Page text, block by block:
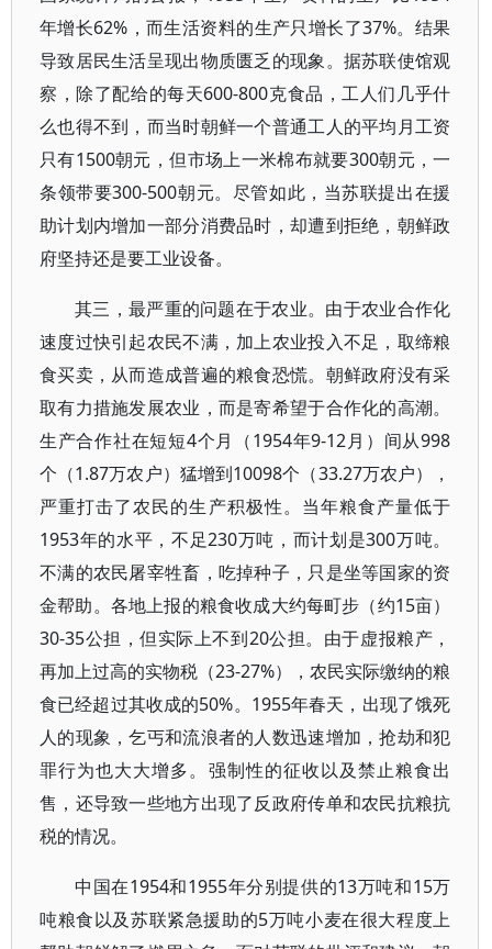
年增长62%，而生活资料的生产只增长了37%。结果
导致居民生活呈现出物质匮乏的现象。据苏联使馆观
察，除了配给的每天600-800克食品，工人们几乎什
么也得不到，而当时朝鲜一个普通工人的平均月工资
只有1500朝元，但市场上一米棉布就要300朝元，一
条领带要300-500朝元。尽管如此，当苏联提出在援
助计划内增加一部分消费品时，却遭到拒绝，朝鲜政
府坚持还是要工业设备。
其三，最严重的问题在于农业。由于农业合作化
速度过快引起农民不满，加上农业投入不足，取缔粮
食买卖，从而造成普遍的粮食恐慌。朝鲜政府没有采
取有力措施发展农业，而是寄希望于合作化的高潮。
生产合作社在短短4个月（1954年9-12月）间从998
个（1.87万农户）猛增到10098个（33.27万农户），
严重打击了农民的生产积极性。当年粮食产量低于
1953年的水平，不足230万吨，而计划是300万吨。
不满的农民屠宰牲畜，吃掉种子，只是坐等国家的资
金帮助。各地上报的粮食收成大约每町步（约15亩）
30-35公担，但实际上不到20公担。由于虚报粮产，
再加上过高的实物税（23-27%），农民实际缴纳的粮
食已经超过其收成的50%。1955年春天，出现了饿死
人的现象，乞丐和流浪者的人数迅速增加，抢劫和犯
罪行为也大大增多。强制性的征收以及禁止粮食出
售，还导致一些地方出现了反政府传单和农民抗粮抗
税的情况。
中国在1954和1955年分别提供的13万吨和15万
吨粮食以及苏联紧急援助的5万吨小麦在很大程度上